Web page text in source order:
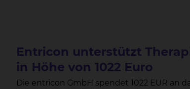
Entricon unterstützt
in Höhe von 1022 Euro
Die entricon GmbH spendet 1022 EUR an